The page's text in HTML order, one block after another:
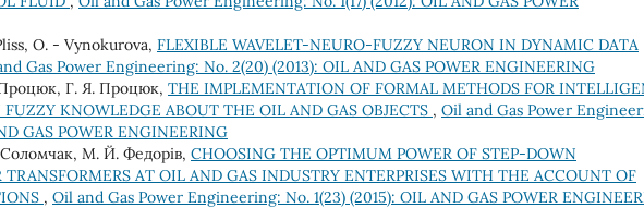
O. - Vynokurova, FLEXIBLE WAVELET-NEURO-FUZZY NEURON IN DYNAMIC DATA
Gas Power Engineering: No. 2(20) (2013): OIL AND GAS POWER ENGINEERING
Г. Я. Процюк, THE IMPLEMENTATION OF FORMAL METHODS FOR
KNOWLEDGE ABOUT THE OIL AND GAS OBJECTS , Oil and Gas Power
GAS POWER ENGINEERING
М. Й. Федорів, CHOOSING THE OPTIMUM POWER OF STEP-DOWN
TRANSFORMERS AT OIL AND GAS INDUSTRY ENTERPRISES WITH THE ACCOUNT OF
, Oil and Gas Power Engineering: No. 1(23) (2015): OIL AND GAS POWER